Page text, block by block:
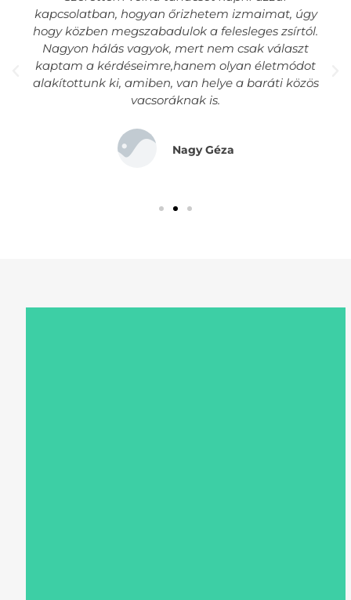
kapcsolatban, hogyan őrizhetem izmaimat, úgy
hogy közben megszabadulok a felesleges zsírtól.
Nagyon hálás vagyok, mert nem csak választ
kaptam a kérdéseimre,hanem olyan életmódot
alakítottunk ki, amiben, van helye a baráti közös
vacsoráknak is.
Nagy Géza